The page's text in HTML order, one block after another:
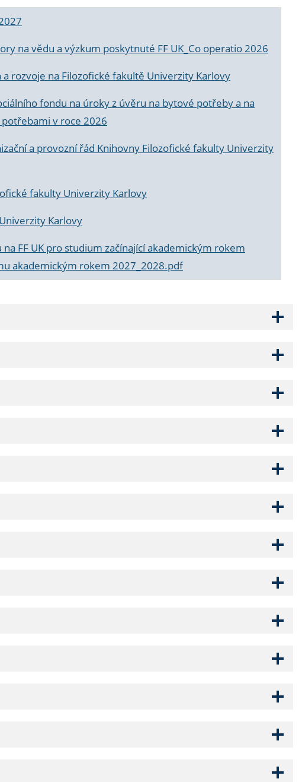
na vědu a výzkum poskytnuté FF UK_Co operatio 2026
rozvoje na Filozofické fakultě Univerzity Karlovy
fondu na úroky z úvěru na bytové potřeby a na
v roce 2026
a provozní řád Knihovny Filozofické fakulty Univerzity
fakulty Univerzity Karlovy
Karlovy
FF UK pro studium začínající akademickým rokem
akademickým rokem 2027_2028.pdf